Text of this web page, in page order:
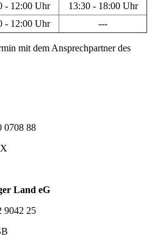
- 12:00 Uhr
13:30 - 18:00 Uhr
- 12:00 Uhr ---
mit dem Ansprechpartner des
0708 88
Land eG
9042 25